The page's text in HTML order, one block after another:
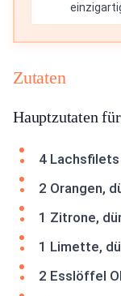
Zutaten
Hauptzutaten
4
2 Orangen,
1 Zitrone,
1 Limette,
2 Esslöffel